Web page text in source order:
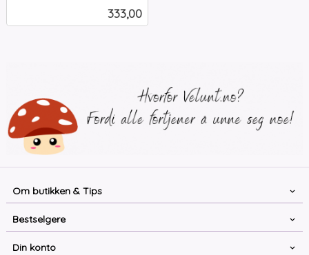
Pris
333,00
Om butikken & Tips
Bestselgere
Din konto